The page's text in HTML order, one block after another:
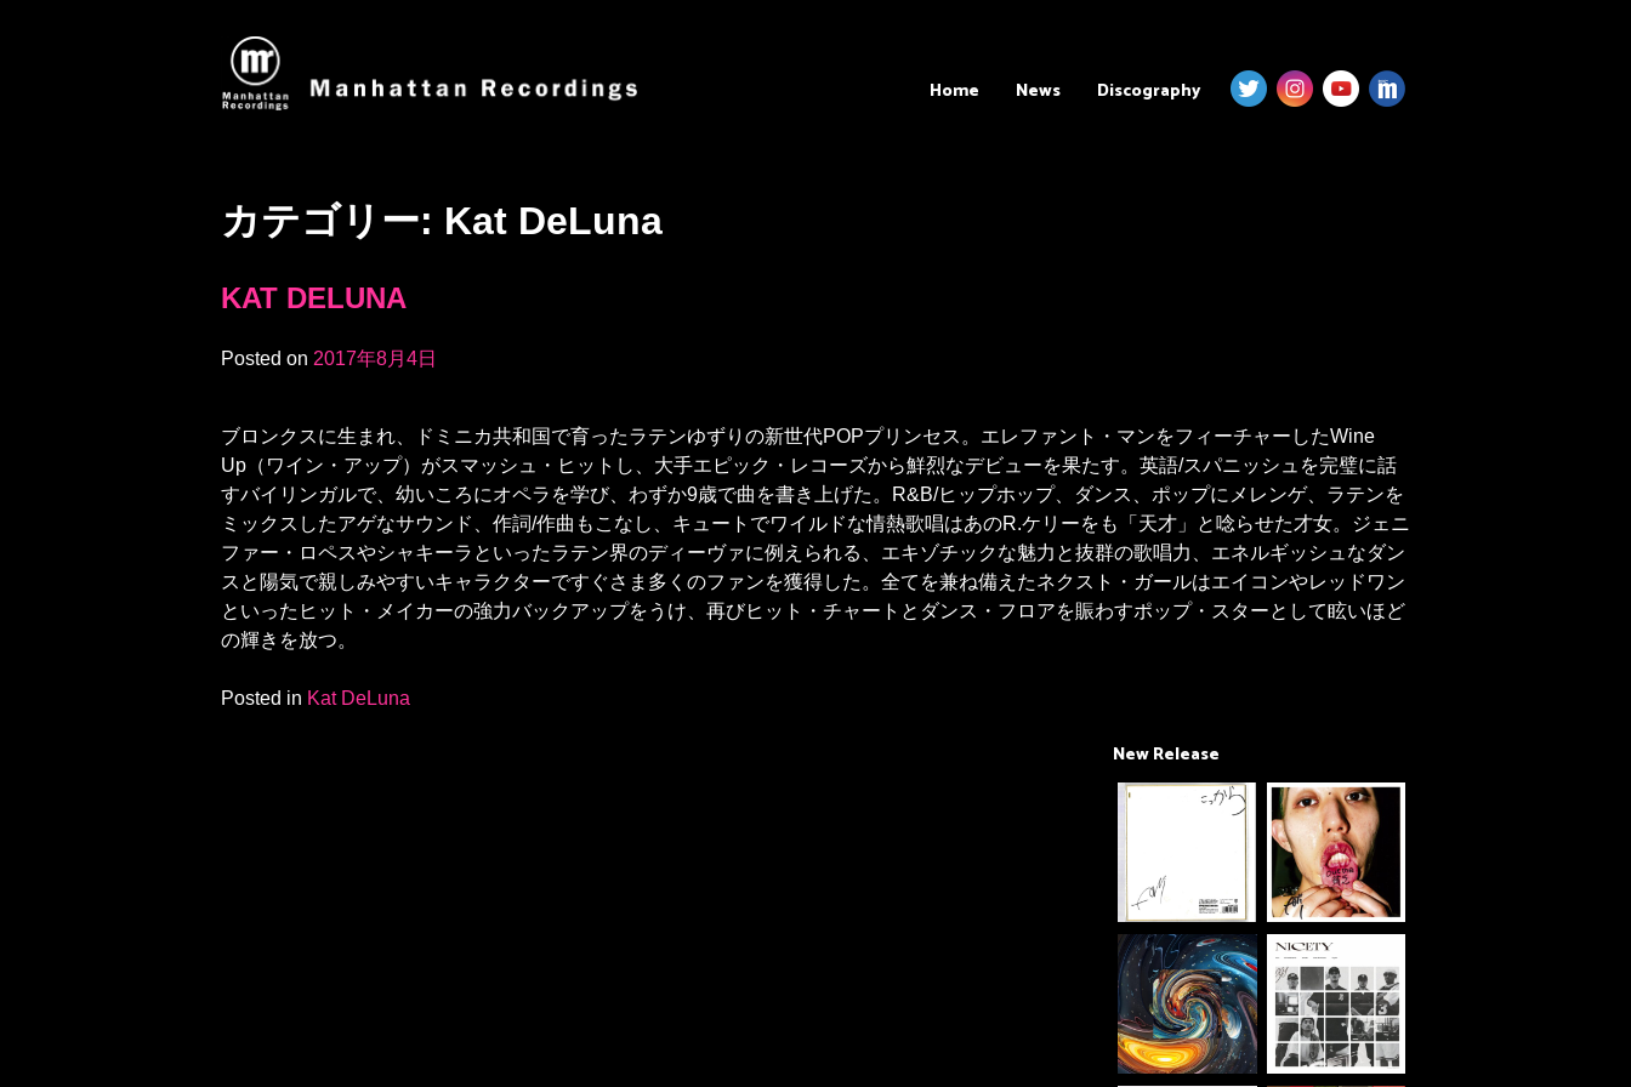
Home News Discography
カテゴリー: Kat DeLuna
KAT DELUNA
Posted on 2017年8月4日
ブロンクスに生まれ、ドミニカ共和国で育ったラテンゆずりの新世代POPプリンセス。エレファント・マンをフィーチャーしたWine
Up（ワイン・アップ）がスマッシュ・ヒットし、大手エピック・レコーズから鮮烈なデビューを果たす。英語/スパニッシュを完璧に話
すバイリンガルで、幼いころにオペラを学び、わずか9歳で曲を書き上げた。R&B/ヒップホップ、ダンス、ポップにメレンゲ、ラテンを
ミックスしたアゲなサウンド、作詞/作曲もこなし、キュートでワイルドな情熱歌唱はあのR.ケリーをも「天才」と唸らせた才女。ジェニ
ファー・ロペスやシャキーラといったラテン界のディーヴァに例えられる、エキゾチックな魅力と抜群の歌唱力、エネルギッシュなダン
スと陽気で親しみやすいキャラクターですぐさま多くのファンを獲得した。全てを兼ね備えたネクスト・ガールはエイコンやレッドワン
といったヒット・メイカーの強力バックアップをうけ、再びヒット・チャートとダンス・フロアを賑わすポップ・スターとして眩いほど
の輝きを放つ。
Posted in Kat DeLuna
New Release